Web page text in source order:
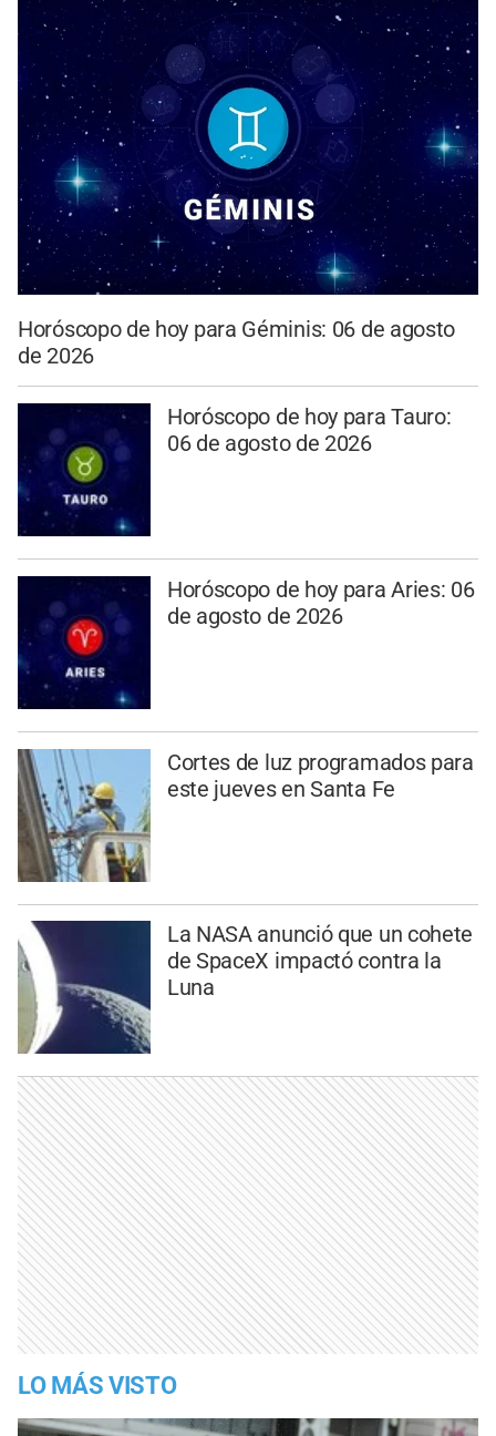
Horóscopo de hoy para Géminis: 06 de agosto
de 2026
Horóscopo de hoy para Tauro:
06 de agosto de 2026
Horóscopo de hoy para Aries: 06
de agosto de 2026
Cortes de luz programados para
este jueves en Santa Fe
La NASA anunció que un cohete
de SpaceX impactó contra la
Luna
LO MÁS VISTO